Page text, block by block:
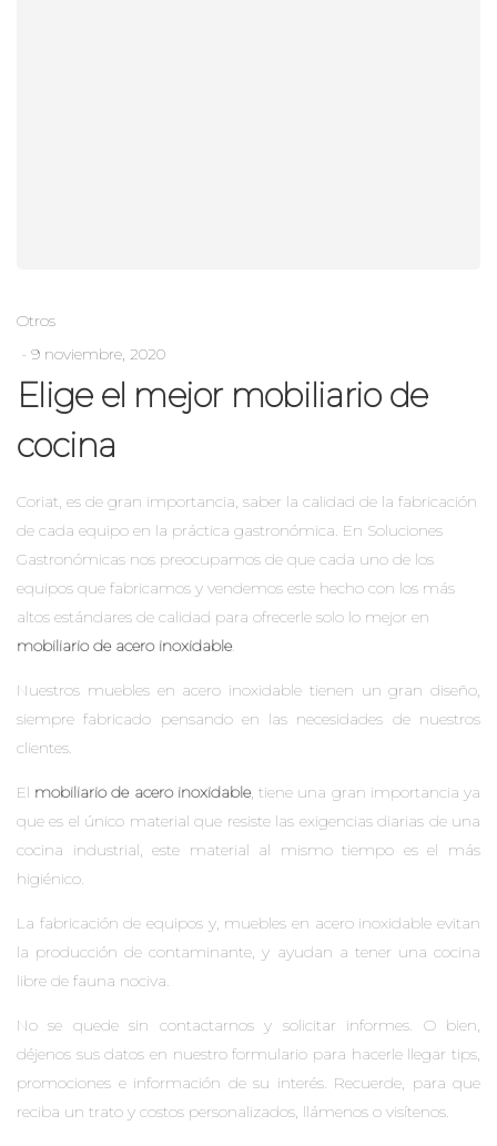
Otros
9 noviembre, 2020
Elige el mejor mobiliario de
cocina
Coriat, es de gran importancia, saber la calidad de la fabricación
de cada equipo en la práctica gastronómica. En Soluciones
Gastronómicas nos preocupamos de que cada uno de los
equipos que fabricamos y vendemos este hecho con los más
altos estándares de calidad para ofrecerle solo lo mejor en
mobiliario de acero inoxidable.
Nuestros muebles en acero inoxidable tienen un gran diseño,
siempre fabricado pensando en las necesidades de nuestros
clientes.
El mobiliario de acero inoxidable, tiene una gran importancia ya
que es el único material que resiste las exigencias diarias de una
cocina industrial, este material al mismo tiempo es el más
higiénico.
La fabricación de equipos y, muebles en acero inoxidable evitan
la producción de contaminante, y ayudan a tener una cocina
libre de fauna nociva.
No se quede sin contactarnos y solicitar informes. O bien,
déjenos sus datos en nuestro formulario para hacerle llegar tips,
promociones e información de su interés. Recuerde, para que
reciba un trato y costos personalizados, llámenos o visítenos.